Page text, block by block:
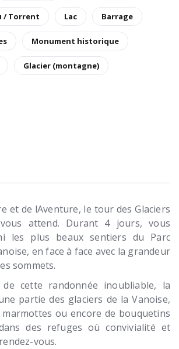
/ Torrent Lac Barrage
Monument historique
Glacier (montagne)
et de lAventure, le tour des Glaciers
attend. Durant 4 jours, vous
les plus beaux sentiers du Parc
en face à face avec la grandeur
sommets.
cette randonnée inoubliable, la
partie des glaciers de la Vanoise,
marmottes ou encore de bouquetins
des refuges où convivialité et
vous.